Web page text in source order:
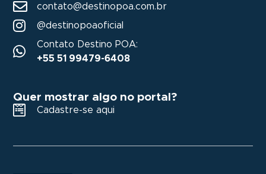
contato@destinopoa.com.br
@destinopoaoficial
Contato Destino POA:
+55 51 99479-6408
Quer mostrar algo no portal?
Cadastre-se aqui